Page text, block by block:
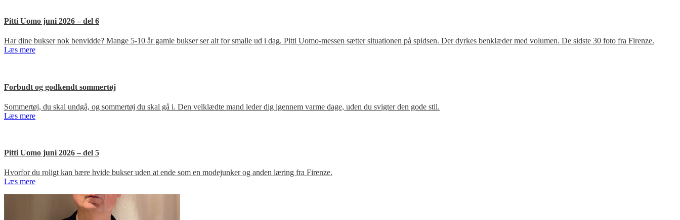
Pitti Uomo juni 2026 – del 6
Har dine bukser nok benvidde? Mange 5-10 år gamle bukser ser alt for smalle ud i dag. Pitti Uomo-messen sætter situationen på spidsen. Der dyrkes benklæder med volumen. De sidste 30 foto fra Firenze.
Læs mere
Forbudt og godkendt sommertøj
Sommertøj, du skal undgå, og sommertøj du skal gå i. Den velklædte mand leder dig igennem varme dage, uden du svigter den gode stil.
Læs mere
Pitti Uomo juni 2026 – del 5
Hvorfor du roligt kan bære hvide bukser uden at ende som en modejunker og anden læring fra Firenze.
Læs mere